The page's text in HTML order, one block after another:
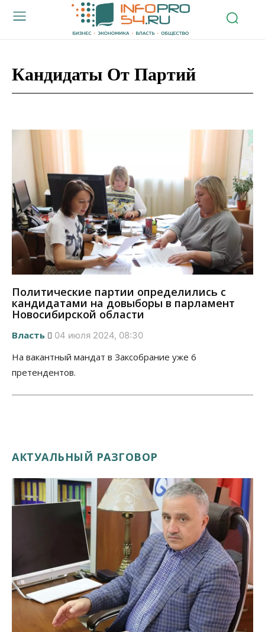
Кандидаты От Партий
Политические партии определились с
кандидатами на довыборы в парламент
Новосибирской области
Власть 04 июля 2024, 08:30
На вакантный мандат в Заксобрание уже 6
претендентов.
АКТУАЛЬНЫЙ РАЗГОВОР